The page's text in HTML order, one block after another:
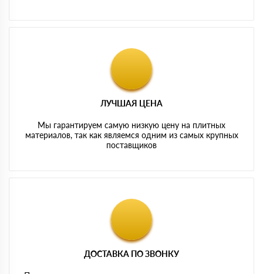
ЛУЧШАЯ ЦЕНА
Мы гарантируем самую низкую цену на плитных
материалов, так как являемся одним из самых крупных
поставщиков
ДОСТАВКА ПО ЗВОНКУ